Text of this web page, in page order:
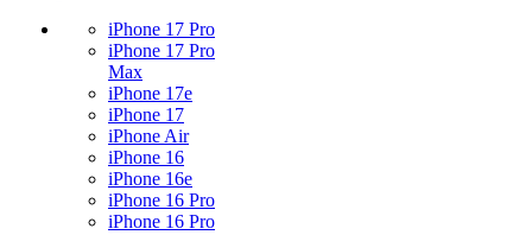
iPhone 17 Pro
iPhone 17 Pro
Max
iPhone 17e
iPhone 17
iPhone Air
iPhone 16
iPhone 16e
iPhone 16 Pro
iPhone 16 Pro